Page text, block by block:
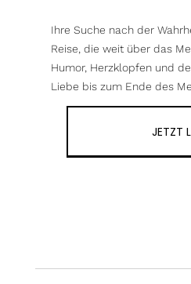
Ihre Suche nach der
Reise, die weit über das
Humor, Herzklopfen und
Liebe bis zum Ende des
JETZT